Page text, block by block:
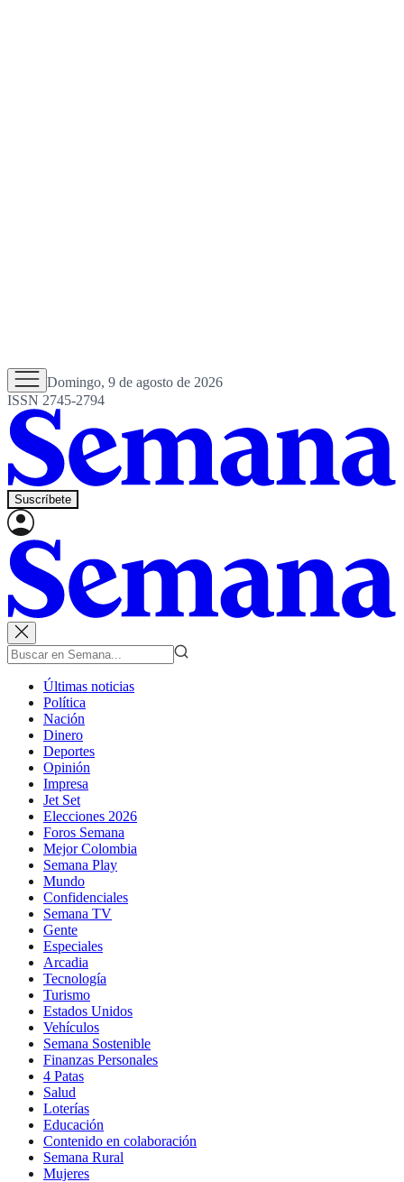
Domingo, 9 de agosto de 2026
ISSN 2745-2794
Suscríbete
Últimas noticias
Política
Nación
Dinero
Deportes
Opinión
Impresa
Jet Set
Elecciones 2026
Foros Semana
Mejor Colombia
Semana Play
Mundo
Confidenciales
Semana TV
Gente
Especiales
Arcadia
Tecnología
Turismo
Estados Unidos
Vehículos
Semana Sostenible
Finanzas Personales
4 Patas
Salud
Loterías
Educación
Contenido en colaboración
Semana Rural
Mujeres